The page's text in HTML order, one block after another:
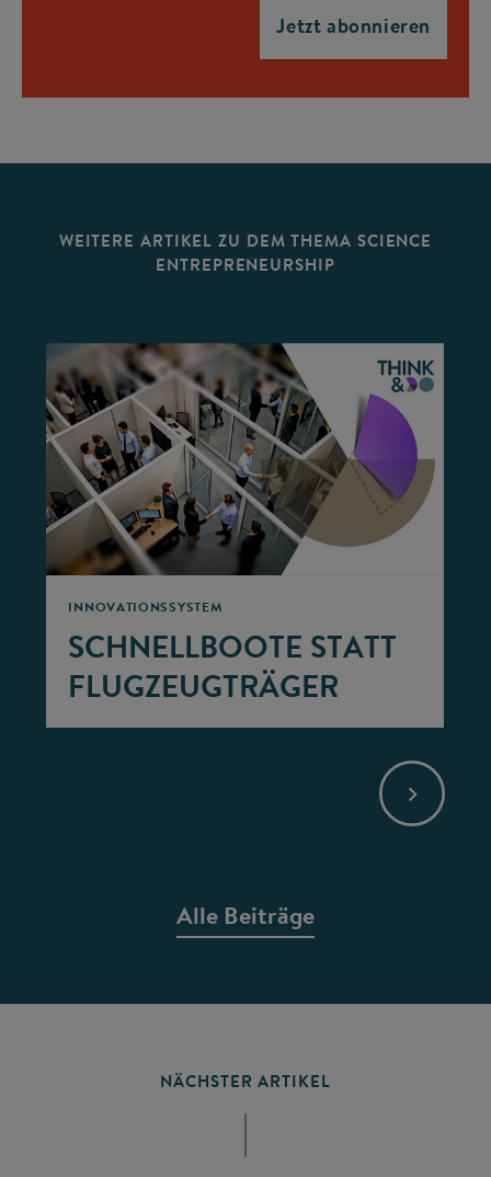
WEITERE ARTIKEL ZU DEM THEMA SCIENCE
ENTREPRENEURSHIP
INNOVATIONSSYSTEM
SCHNELLBOOTE STATT
FLUGZEUGTRÄGER
Alle Beiträge
NÄCHSTER ARTIKEL